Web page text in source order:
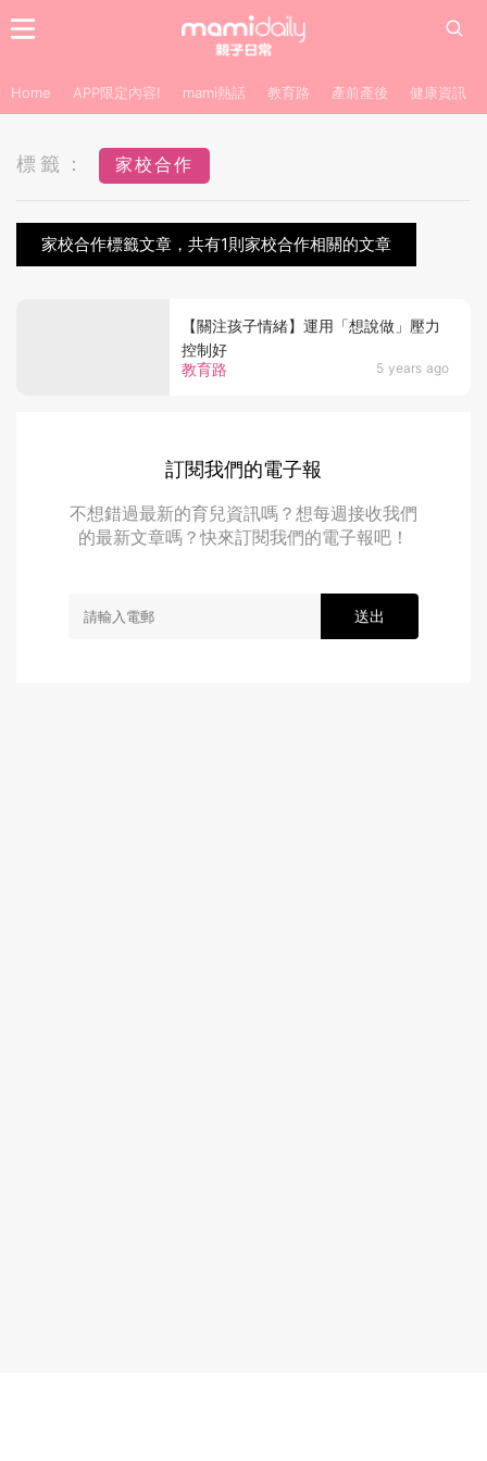
Home APP限定內容! mami熱話 教育路 產前產後 健康資訊
標籤： 家校合作
家校合作標籤文章，共有1則家校合作相關的文章
教育路 5 years ago
【關注孩子情緒】運用「想說做」壓力
控制好
訂閱我們的電子報
不想錯過最新的育兒資訊嗎？想每週接收我們
的最新文章嗎？快來訂閱我們的電子報吧！
送出